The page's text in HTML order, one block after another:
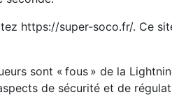
https://super-soco.fr/. Ce
sont « fous » de la
de sécurité et de